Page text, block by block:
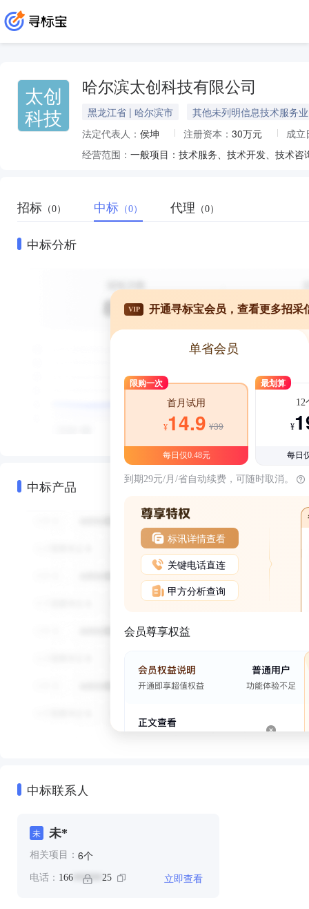
太创
科技
哈尔滨太创科技有限公司
黑龙江省 | 哈尔滨市
其他未列明信息技术服务业
法定代表人： 侯坤 注册资本： 30万元
成立
经营范围：
招标 （0） 中标 （0） 代理 （0）
中标分析
中标产品
VIP 开通寻标宝会员，查看更多招采
单省会员
限购一次
首月试用
¥14.9 ¥39
每日仅0.48元
最划算
12
¥
每日
到期29元/月/省自动续费，可随时取消。
标讯详情查看
关键电话直连
甲方分析查询
会员尊享权益
中标联系人
未 未*
相关项目： 6个
电话： 166 ****** 25 立即查看